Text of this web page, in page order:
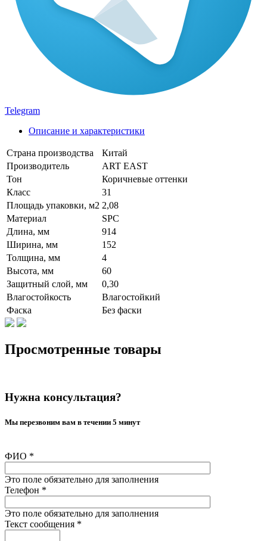
Telegram
Описание и характеристики
Страна производства
Китай
Производитель
ART EAST
Тон
Коричневые оттенки
Класс
31
Площадь упаковки, м2 2,08
Материал
SPC
Длина, мм
914
Ширина, мм
152
Толщина, мм
4
Высота, мм
60
Защитный слой, мм
0,30
Влагостойкость
Влагостойкий
Фаска
Без фаски
Просмотренные товары
Нужна консультация?
Мы перезвоним вам в течении 5 минут
ФИО *
Это поле обязательно для заполнения
Телефон *
Это поле обязательно для заполнения
Текст сообщения *